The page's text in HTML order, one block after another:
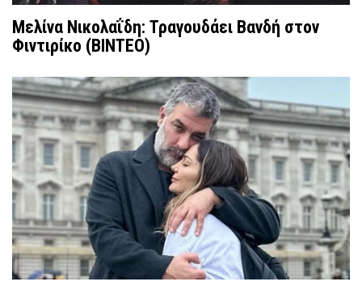
Μελίνα Νικολαΐδη: Τραγουδάει Βανδή στον
Φιντιρίκο (ΒΙΝΤΕΟ)